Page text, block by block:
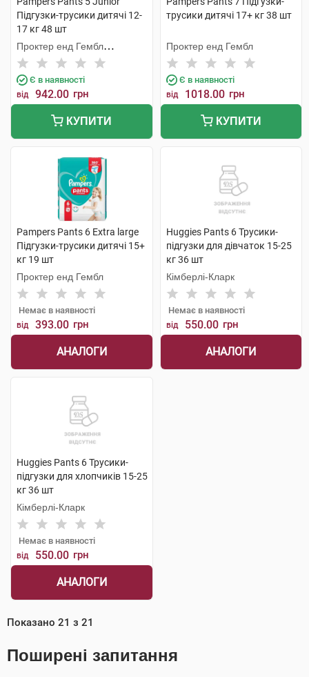
Підгузки-трусики дитячі 12-
17 кг 48 шт
Проктер енд Гембл
Мануфекчурінг
Є в наявності
від 942.00 грн
КУПИТИ
трусики дитячі 17+ кг 38 шт
Проктер енд Гембл
Є в наявності
від 1018.00 грн
КУПИТИ
Pampers Pants 6 Extra large
Підгузки-трусики дитячі 15+
кг 19 шт
Проктер енд Гембл
Немає в наявності
від 393.00 грн
АНАЛОГИ
Huggies Pants 6 Трусики-
підгузки для дівчаток 15-25
кг 36 шт
Кімберлі-Кларк
Немає в наявності
від 550.00 грн
АНАЛОГИ
Huggies Pants 6 Трусики-
підгузки для хлопчиків 15-25
кг 36 шт
Кімберлі-Кларк
Немає в наявності
від 550.00 грн
АНАЛОГИ
Показано 21 з 21
Поширені запитання